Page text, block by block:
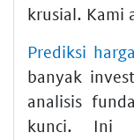
krusial. Kami
Prediksi
banyak
analisis
kunci. Ini